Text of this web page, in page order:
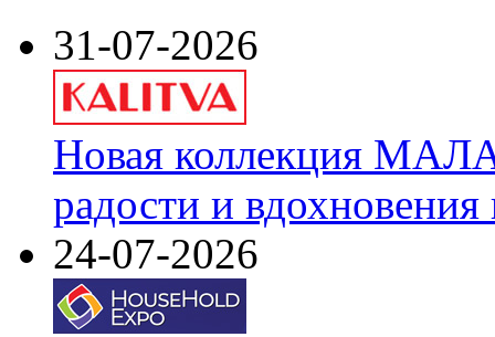
31-07-2026
Новая коллекция
радости и
24-07-2026